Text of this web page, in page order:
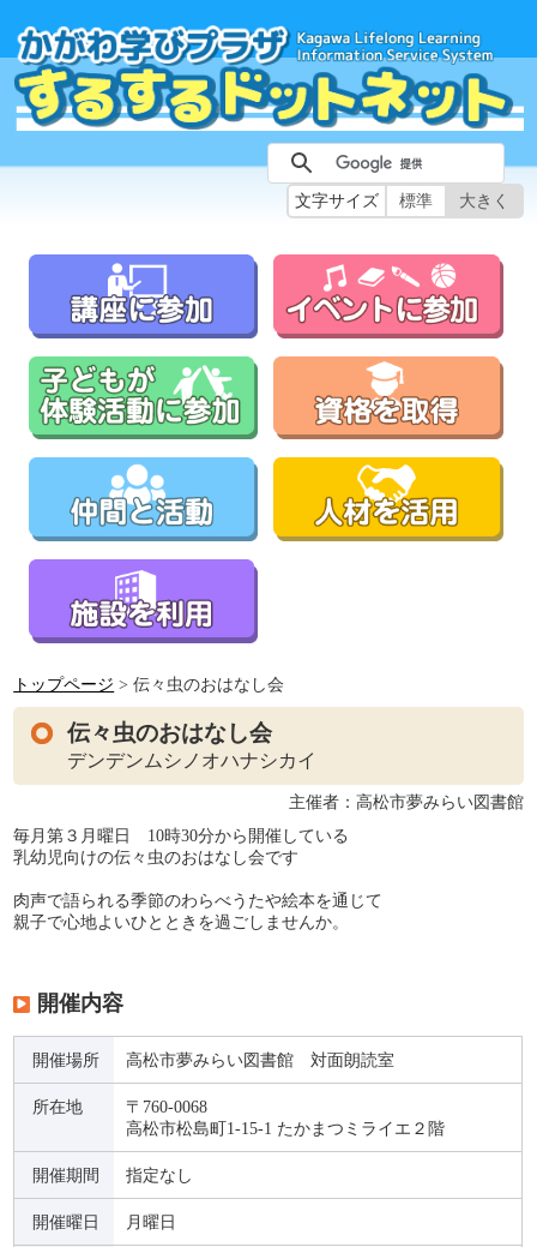
文字サイズ 標準 大きく
トップページ > 伝々虫のおはなし会
伝々虫のおはなし会
デンデンムシノオハナシカイ
主催者：高松市夢みらい図書館
毎月第３月曜日 10時30分から開催している
乳幼児向けの伝々虫のおはなし会です
肉声で語られる季節のわらべうたや絵本を通じて
親子で心地よいひとときを過ごしませんか。
開催内容
開催場所 高松市夢みらい図書館 対面朗読室
所在地
〒760-0068
高松市松島町1-15-1 たかまつミライエ２階
開催期間 指定なし
開催曜日 月曜日